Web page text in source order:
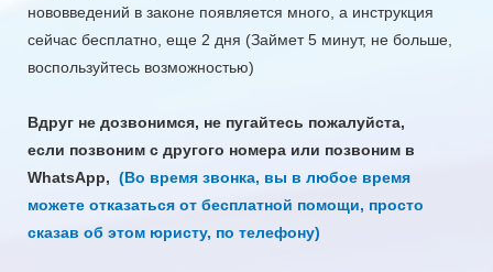
нововведений в законе появляется много, а инструкция
сейчас бесплатно, еще 2 дня (Займет 5 минут, не больше,
воспользуйтесь возможностью)
Вдруг не дозвонимся, не пугайтесь пожалуйста,
если позвоним с другого номера или позвоним в
WhatsApp, (Во время звонка, вы в любое время
можете отказаться от бесплатной помощи, просто
сказав об этом юристу, по телефону)